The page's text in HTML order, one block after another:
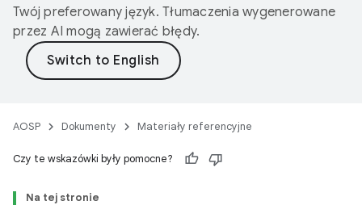
Twój preferowany język. Tłumaczenia wygenerowane
przez AI mogą zawierać błędy.
AOSP Dokumenty Materiały referencyjne
Czy te wskazówki były pomocne?
Na tej stronie